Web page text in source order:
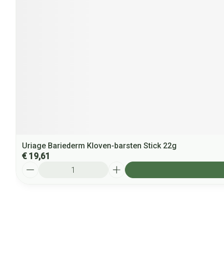
Uriage Bariederm Kloven-barsten Stick 22g
€ 19,61